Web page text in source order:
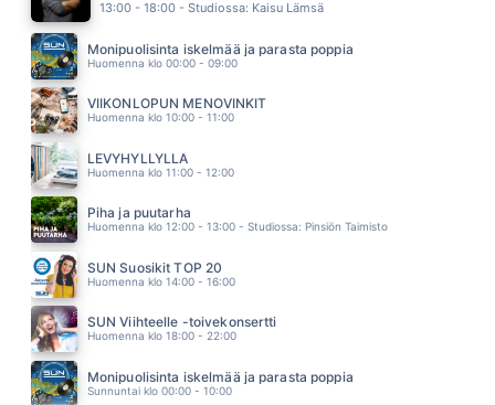
13.07
SUVI TERÄSNISKA
13.03
YÖ
12.54
TOM JONES
12.50
13:00 - 18:00 - Studiossa: Kaisu Lämsä
Monipuolisinta iskelmää ja parasta poppia
Huomenna klo 00:00 - 09:00
VIIKONLOPUN MENOVINKIT
Huomenna klo 10:00 - 11:00
LEVYHYLLYLLÄ
Huomenna klo 11:00 - 12:00
Piha ja puutarha
Huomenna klo 12:00 - 13:00 - Studiossa: Pinsiön Taimisto
SUN Suosikit TOP 20
Huomenna klo 14:00 - 16:00
SUN Viihteelle -toivekonsertti
Huomenna klo 18:00 - 22:00
Monipuolisinta iskelmää ja parasta poppia
Sunnuntai klo 00:00 - 10:00